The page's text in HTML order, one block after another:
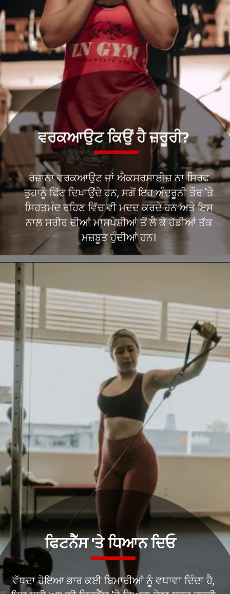
ਰੋਜ਼ਾਨਾ ਵਰਕਆਉਟ ਜਾਂ ਐਕਸਰਸਾਈਜ਼ ਨਾ ਸਿਰਫ
ਤੁਹਾਨੂੰ ਫਿੱਟ ਦਿਖਾਉਂਦੇ ਹਨ, ਸਗੋਂ ਇਹ ਅੰਦਰੂਨੀ ਤੌਰ 'ਤੇ
ਸਿਹਤਮੰਦ ਰਹਿਣ ਵਿੱਚ ਵੀ ਮਦਦ ਕਰਦੇ ਹਨ ਅਤੇ ਇਸ
ਨਾਲ ਸਰੀਰ ਦੀਆਂ ਮਾਸਪੇਸ਼ੀਆਂ ਤੋਂ ਲੈ ਕੇ ਹੱਡੀਆਂ ਤੱਕ
ਵਰਕਆਉਟ ਕਿਉਂ ਹੈ ਜ਼ਰੂਰੀ?
ਵੱਧਦਾ ਹੋਇਆ ਭਾਰ ਕਈ ਬਿਮਾਰੀਆਂ ਨੂੰ ਵਧਾਵਾ ਦਿੰਦਾ ਹੈ,
ਫਿਟਨੈੱਸ 'ਤੇ ਧਿਆਨ ਦਿਓ